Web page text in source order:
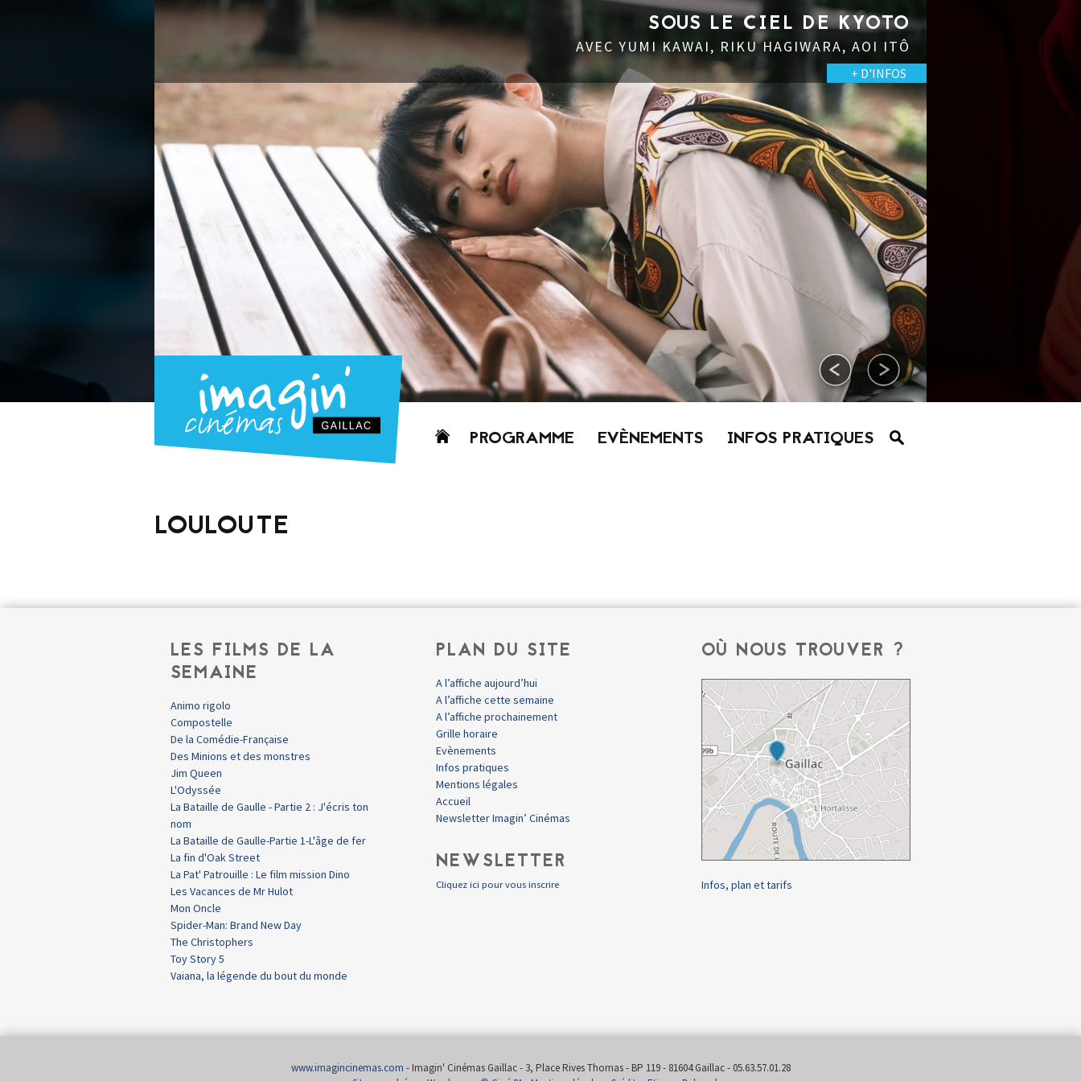
SOUS LE CIEL DE KYOTO
AVEC YUMI KAWAI, RIKU HAGIWARA, AOI ITÔ
+ D'INFOS
Aller
PROGRAMME
PDF
EVÈNEMENTS INFOS PRATIQUES
LOULOUTE
LES FILMS DE LA
SEMAINE
Animo rigolo
Compostelle
De la Comédie-Française
Des Minions et des monstres
Jim Queen
L'Odyssée
La Bataille de Gaulle - Partie 2 : J'écris ton
nom
La Bataille de Gaulle-Partie 1-L'âge de fer
La fin d'Oak Street
La Pat' Patrouille : Le film mission Dino
Les Vacances de Mr Hulot
Mon Oncle
Spider-Man: Brand New Day
The Christophers
Toy Story 5
Vaiana, la légende du bout du monde
PLAN DU SITE
A l’affiche aujourd’hui
A l’affiche cette semaine
A l’affiche prochainement
Grille horaire
Evènements
Infos pratiques
Mentions légales
Accueil
Newsletter Imagin’ Cinémas
NEWSLETTER
Cliquez ici pour vous inscrire
OÙ NOUS TROUVER ?
Infos, plan et tarifs
www.imagincinemas.com - Imagin' Cinémas Gaillac - 3, Place Rives Thomas - BP 119 - 81604 Gaillac - 05.63.57.01.28